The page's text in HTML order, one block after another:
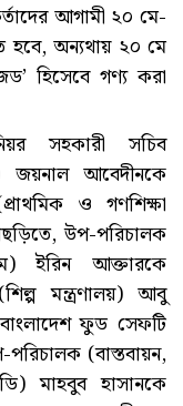
আগামী ২০ মে-
হবে, অন্যথায় ২০ মে
হিসেবে গণ্য করা
সহকারী সচিব
জয়নাল আবেদীনকে
ও গণশিক্ষা
উপ-পরিচালক
ইরিন আক্তারকে
মন্ত্রণালয়) আবু
ফুড সেফটি
(বাস্তবায়ন,
মাহবুব হাসানকে